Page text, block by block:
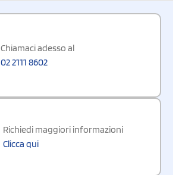
Chiamaci adesso al
02 2111 8602
Richiedi maggiori informazioni
Clicca qui